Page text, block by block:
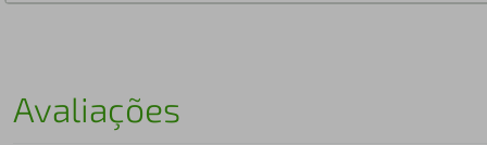
Avaliações